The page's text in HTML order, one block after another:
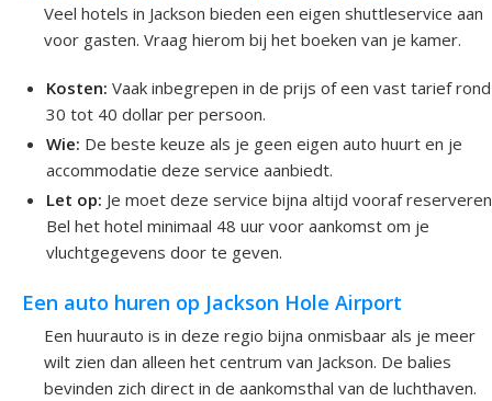
Veel hotels in Jackson bieden een eigen shuttleservice aan
voor gasten. Vraag hierom bij het boeken van je kamer.
Kosten: Vaak inbegrepen in de prijs of een vast tarief
30 tot 40 dollar per persoon.
Wie: De beste keuze als je geen eigen auto huurt en je
accommodatie deze service aanbiedt.
Let op: Je moet deze service bijna altijd vooraf
Bel het hotel minimaal 48 uur voor aankomst om je
vluchtgegevens door te geven.
Een auto huren op Jackson Hole Airport
Een huurauto is in deze regio bijna onmisbaar als je meer
wilt zien dan alleen het centrum van Jackson. De balies
bevinden zich direct in de aankomsthal van de luchthaven.